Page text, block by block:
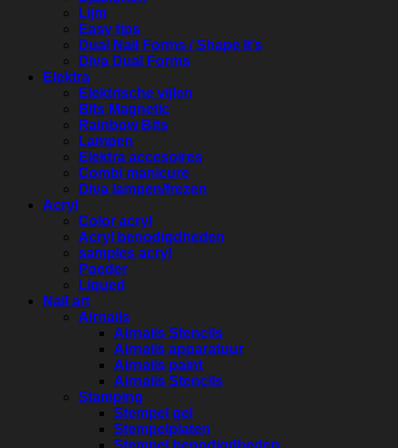
Lijm
Easy tips
Dual Nail Forms / Shape It’s
Diva Dual Forms
Elektra
Elektrische vijlen
Bits Magnetic
Rainbow Bits
Lampen
Elektra accesoires
Combi manicure
Diva lampen/frezen
Acryl
Color acryl
Acryl benodigdheden
samples acryl
Poeder
Liqued
Nail art
Airnails
Airnails Stencils
Airnails apparatuur
Airnails paint
Airnails Stencils
Stamping
Stempel gel
Stempelplaten